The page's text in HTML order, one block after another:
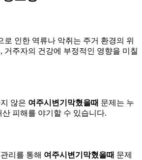
로 인한 역류나 악취는 주거 환경의 위
거주자의 건강에 부정적인 영향을 미칠
않은 여주시변기막혔을때 문제는 누
피해를 야기할 수 있습니다.
리를 통해 여주시변기막혔을때 문제